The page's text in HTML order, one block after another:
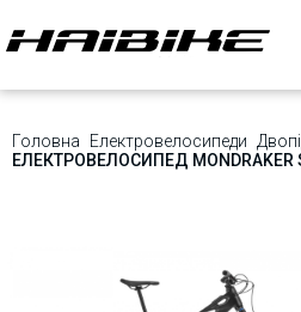
Головна Електровелосипеди
ЕЛЕКТРОВЕЛОСИПЕД MONDRAKER